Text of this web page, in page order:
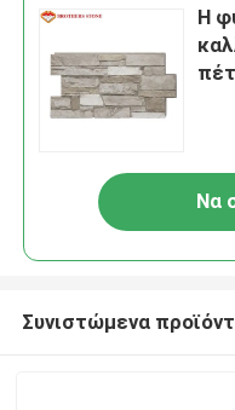
Η
Να
Συνιστώμενα